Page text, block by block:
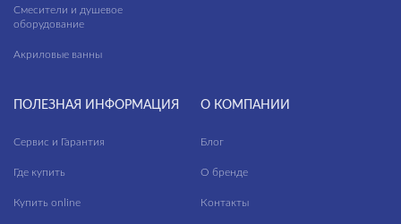
Смесители и душевое
оборудование
Акриловые ванны
ПОЛЕЗНАЯ ИНФОРМАЦИЯ
Сервис и Гарантия
Где купить
Купить online
О КОМПАНИИ
Блог
О бренде
Контакты